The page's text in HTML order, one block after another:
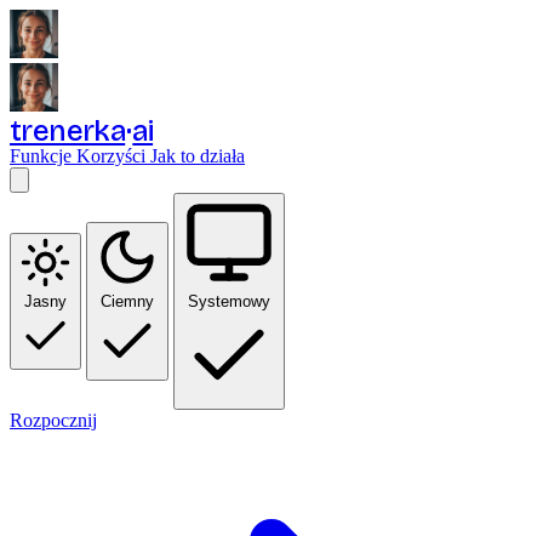
trenerka ai
Funkcje Korzyści Jak to działa
Jasny Ciemny Systemowy
Rozpocznij